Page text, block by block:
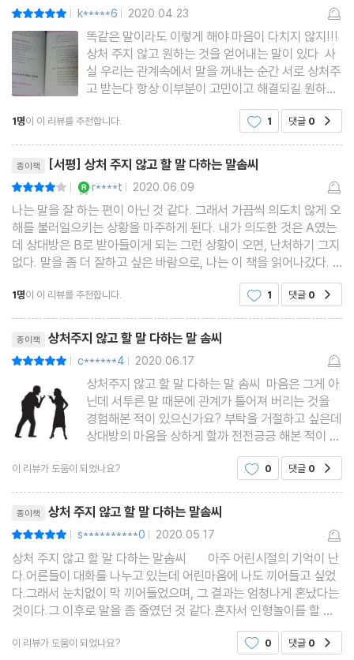
고백을 거절할 때는 ‘정’과 ‘도리’를 설명하자
난처한 부탁은 확실히 거절하고 방향을 알려주자
상처 주지 않으려면 먼저 공감하자
누구나 듣기 좋은 말을 좋아한다
힘든 사람 앞에서 잘난 체하지 말자
자존심에 상처 주지 않고 잘못을 바로잡자
극단적으로 말하지 말자
비판의 중복은 N번의 상처가 된다
3장 돌부처 마음도 녹이는 제안 솜씨 6가지
‘밀어붙이기’와 ‘리드하기’는 다르다
상대의 눈높이에 맞춰서 대화하자
내 의견을 말하기 전에 상대의 생각을 먼저 인정하자
‘양면 제시’와 ‘단면 제시’를 융통성 있게 활용하자
다른 사람의 입을 빌려 내 생각을 말하자
상사에게 제안할 때는 상황을 살피자
3부 원하는 것을 얻어내는 말솜씨
1장 적당히 거리를 두면 더 효과적인 말
원망받는 열성 중재 VS 원만한 화해 중재
난처할 때 나서서 상황을 수습하자
상대의 사고 맥락에 따라 설득하자
| k*****6 | 2020.04.23
똑같은 말이라도 이렇게 해야 마음이 다치지 않지!!!
상처 주지 않고 원하는 것을 얻어내는 말이 있다 사
실 우리는 관계속에서 말을 꺼내는 순간 서로 상처주
고 받는다 항상 이부분이 고민이고 해결되길 원하지
만 참 힘든 부분인데 "말솜씨"를 키우면 상처주지 않
고,미움받지않고 원하는 것을 얻을 수 있다는 글귀에
무조건 도움 받고져 책을 읽게 된다 저자는 정신과
의사이자 스피치
1명이 이 리뷰를 추천합니다. 1 댓글 0
종이책 [서평] 상처 주지 않고 할 말 다하는 말솜씨
| r****t | 2020.06.09
나는 말을 잘 하는 편이 아닌 것 같다. 그래서 가끔씩 의도치 않게 오
해를 불러일으키는 상황을 마주하게 된다. 내가 의도한 것은 A였는
데 상대방은 B로 받아들이게 되는 그런 상황이 오면, 난처하기 그지
없다. 말을 좀 더 잘하고 싶은 바람으로, 나는 이 책을 읽어나갔다.
저자는 정신과 의사이자 스피치 훈련 전문가로서 다양한 경우의 사
례를 들어가면서 말솜씨를 키우는 방법에
1명이 이 리뷰를 추천합니다. 1 댓글 0
종이책 상처주지 않고 할 말 다하는 말 솜씨
| c******4 | 2020.06.17
상처주지 않고 할 말 다하는 말 솜씨 마음은 그게 아
닌데 서투른 말 때문에 관계가 틀어져 버리는 것을
경험해본 적이 있으신가요? 부탁을 거절하고 싶은데
상대방의 마음을 상하게 할까 전전긍긍 해본 적이 있
으신가요? 누구와도 대화를 즐겁게 잘 이끌어나가는
사람이 부러웠던 적이 있으신가요? 그렇다면 「상처
주지 않고 할말 다하는 말솜씨」를 한 번 읽어보시기
를 추천드리고 싶습
이 리뷰가 도움이 되었나요? 0 댓글 0
종이책 상처 주지 않고 할 말 다하는 말솜씨
| s**********0 | 2020.05.17
상처 주지 않고 할 말 다하는 말솜씨 아주 어린시절의 기억이 난
다.어른들이 대화를 나누고 있는데 어린마음에 나도 끼어들고 싶었
다.그래서 눈치없이 막 끼어들었으며, 그 결과는 엄청나게 혼났다는
것이다.그 이후로 말을 좀 줄였던 것 같다.혼자서 인형놀이를 할 때
마음껏 이야기를 했던 기억이 난다.그리고 자라면서 점점 침묵에 대
해 관심을 갖게 되었고침묵하다보니
이 리뷰가 도움이 되었나요? 0 댓글 0